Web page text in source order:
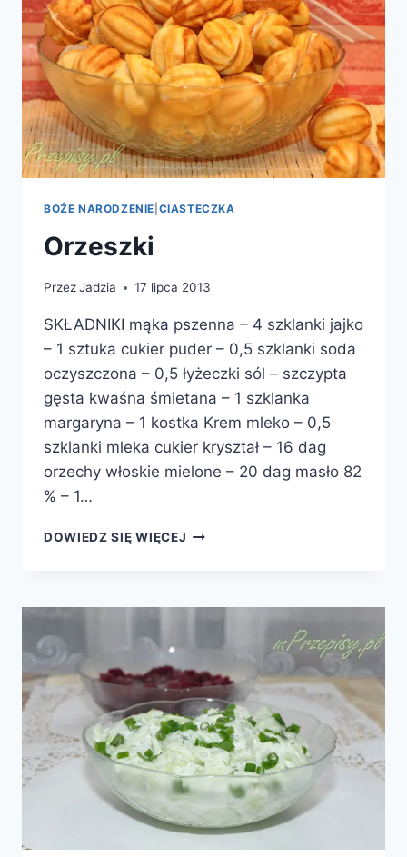
BOŻE NARODZENIE CIASTECZKA
Orzeszki
PrzezJadzia 17 lipca 2013
SKŁADNIKI mąka pszenna – 4 szklanki jajko
– 1 sztuka cukier puder – 0,5 szklanki soda
oczyszczona – 0,5 łyżeczki sól – szczypta
gęsta kwaśna śmietana – 1 szklanka
margaryna – 1 kostka Krem mleko – 0,5
szklanki mleka cukier kryształ – 16 dag
orzechy włoskie mielone – 20 dag masło 82
% – 1…
DOWIEDZ SIĘ WIĘCEJ ORZESZKI